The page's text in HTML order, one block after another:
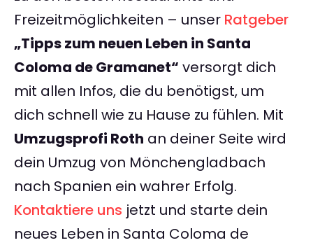
Freizeitmöglichkeiten – unser Ratgeber
„Tipps zum neuen Leben in Santa
Coloma de Gramanet“ versorgt dich
mit allen Infos, die du benötigst, um
dich schnell wie zu Hause zu fühlen. Mit
Umzugsprofi Roth an deiner Seite wird
dein Umzug von Mönchengladbach
nach Spanien ein wahrer Erfolg.
Kontaktiere uns jetzt und starte dein
neues Leben in Santa Coloma de